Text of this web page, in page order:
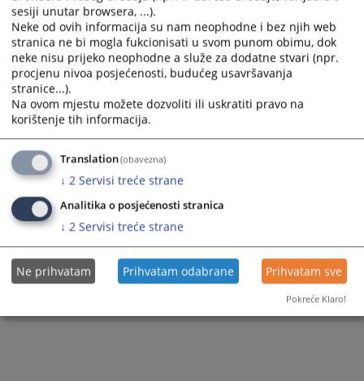
Vodič kroz postupak podnošenja pritužbi (bosanski
jezik)
4784PREGLEDA
sesiji unutar browsera, ...).
Neke od ovih informacija su nam neophodne i bez njih web
stranica ne bi mogla fukcionisati u svom punom obimu, dok
neke nisu prijeko neophodne a služe za dodatne stvari (npr.
procjenu nivoa posjećenosti, budućeg usavršavanja
stranice...).
Na ovom mjestu možete dozvoliti ili uskratiti pravo na
korištenje tih informacija.
Translation(obavezna)
↓ 2 Servisi treće strane
Analitika o posjećenosti stranica
↓ 2 Servisi treće strane
Ne prihvatam Prihvatam odabrane Prihvatam sve
Pokreće Klaro!